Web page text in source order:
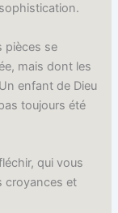
pièces se
mais dont les
enfant de Dieu
toujours été
qui vous
croyances et